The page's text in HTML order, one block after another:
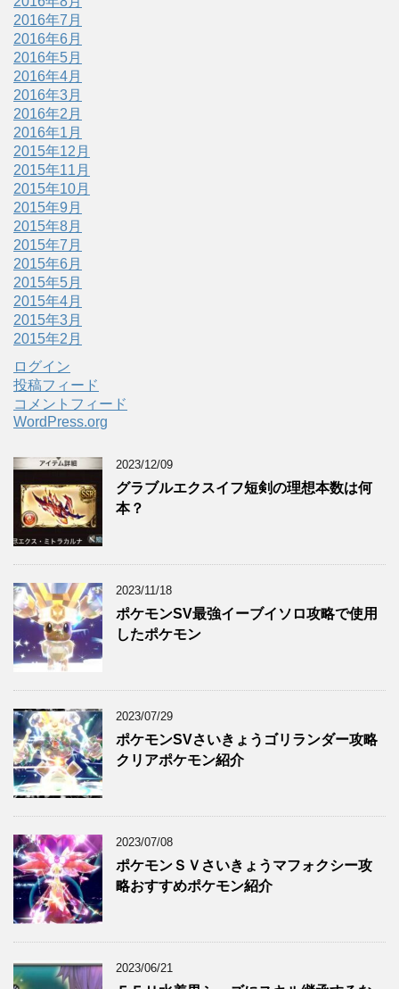
2016年7月
2016年6月
2016年5月
2016年4月
2016年3月
2016年2月
2016年1月
2015年12月
2015年11月
2015年10月
2015年9月
2015年8月
2015年7月
2015年6月
2015年5月
2015年4月
2015年3月
2015年2月
ログイン
投稿フィード
コメントフィード
WordPress.org
2023/12/09
グラブルエクスイフ短剣の理想本数は何
本？
2023/11/18
ポケモンSV最強イーブイソロ攻略で使用
したポケモン
2023/07/29
ポケモンSVさいきょうゴリランダー攻略
クリアポケモン紹介
2023/07/08
ポケモンＳＶさいきょうマフォクシー攻
略おすすめポケモン紹介
2023/06/21